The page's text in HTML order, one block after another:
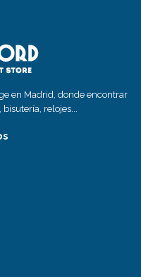
en Madrid, donde encontrar
bisutería, relojes...